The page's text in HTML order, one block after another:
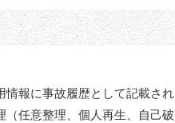
報に事故履歴として記載され
任意整理、個人再生、自己破